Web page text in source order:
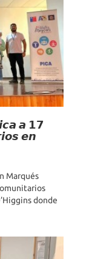
𝙖 𝟭𝟳
𝙚𝙣
Marqués
donde